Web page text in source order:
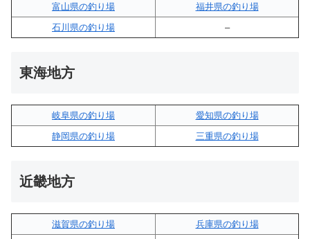
富山県の釣り場
福井県の釣り場
石川県の釣り場
–
東海地方
岐阜県の釣り場
愛知県の釣り場
静岡県の釣り場
三重県の釣り場
近畿地方
滋賀県の釣り場 兵庫県の釣り場